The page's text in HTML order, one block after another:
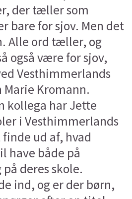
der tæller som
bare for sjov. Men det
Alle ord tæller, og
også være for sjov,
Vesthimmerlands
Kromann.
kollega har Jette
i Vesthimmerlands
ud af, hvad
have både på
deres skole.
ind, og er der børn,